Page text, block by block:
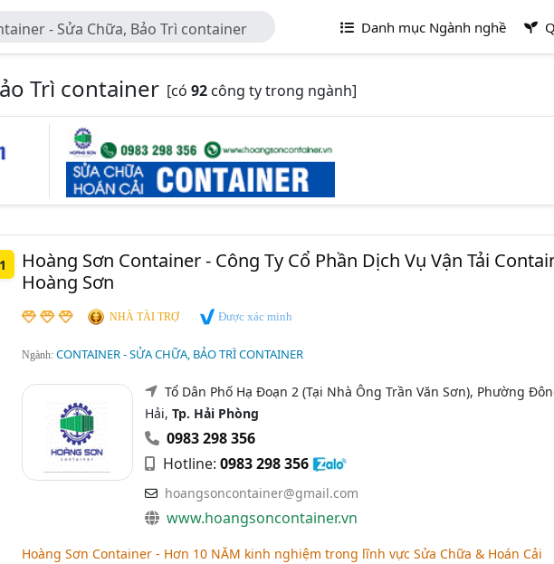
- Sửa Chữa, Bảo Trì container Danh mục Ngành nghề
Trì container [có 92 công ty trong ngành]
1
Hoàng Sơn Container - Công Ty Cổ Phần Dịch Vụ Vận Tải
Hoàng Sơn
NHÀ TÀI TRỢ Được xác minh
Ngành: CONTAINER - SỬA CHỮA, BẢO TRÌ CONTAINER
Tổ Dân Phố Hạ Đoạn 2 (Tại Nhà Ông Trần Văn Sơn), Phường
Hải, Tp. Hải Phòng
0983 298 356
Hotline: 0983 298 356
hoangsoncontainer@gmail.com
www.hoangsoncontainer.vn
Hoàng Sơn Container - Hơn 10 NĂM kinh nghiệm trong lĩnh vực Sửa Chữa & Hoán Cải